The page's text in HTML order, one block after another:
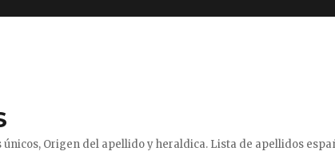
Origen del apellido y heraldica. Lista de apellidos